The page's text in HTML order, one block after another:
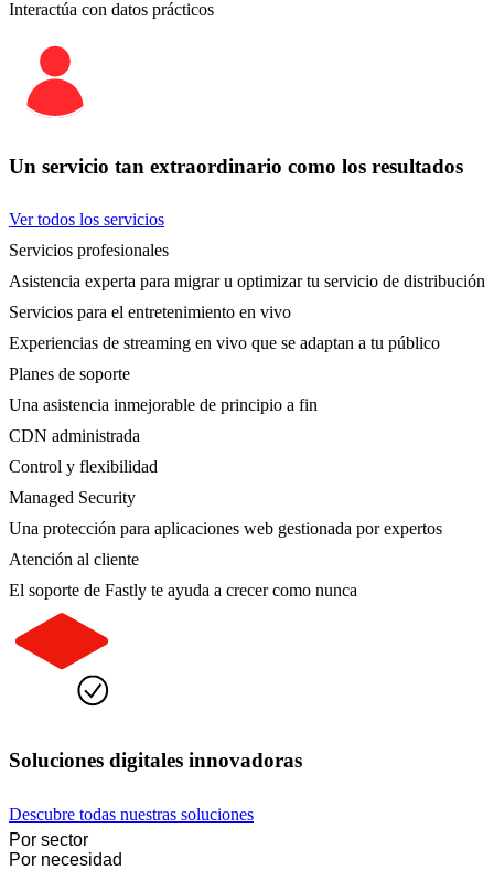
Interactúa con datos prácticos
Un servicio tan extraordinario como los resultados
Ver todos los servicios
Servicios profesionales
Asistencia experta para migrar u optimizar tu servicio de distribución
Servicios para el entretenimiento en vivo
Experiencias de streaming en vivo que se adaptan a tu público
Planes de soporte
Una asistencia inmejorable de principio a fin
CDN administrada
Control y flexibilidad
Managed Security
Una protección para aplicaciones web gestionada por expertos
Atención al cliente
El soporte de Fastly te ayuda a crecer como nunca
Soluciones digitales innovadoras
Descubre todas nuestras soluciones
Por sector
Por necesidad